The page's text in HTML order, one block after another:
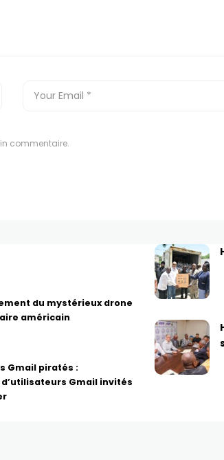
commentaire.
du mystérieux drone
américain
Gmail piratés :
Gmail invités